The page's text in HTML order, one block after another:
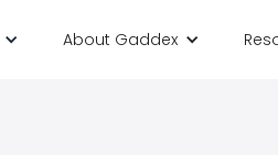
About Gaddex